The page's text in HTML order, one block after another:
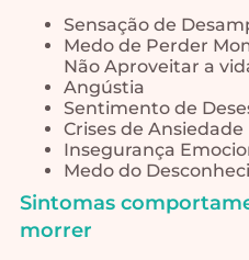
Sensação de
Medo de Perder
Não Aproveitar a
Angústia
Sentimento de
Crises de Ansiedade
Insegurança
Medo do
Sintomas
morrer